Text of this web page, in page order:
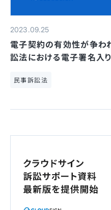
2023.09.25
電子契約の有効性が争わ
訟法における電子署名入
民事訴訟法